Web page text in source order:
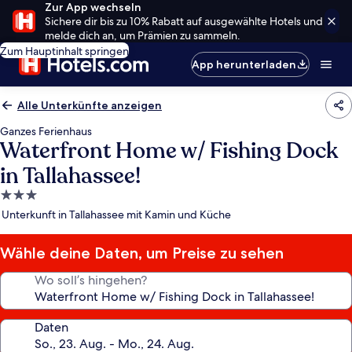
Zur App wechseln
Sichere dir bis zu 10% Rabatt auf ausgewählte Hotels und
melde dich an, um Prämien zu sammeln.
Zum Hauptinhalt springen
App herunterladen
Alle Unterkünfte anzeigen
Ganzes Ferienhaus
Waterfront Home w/ Fishing Dock
in Tallahassee!
3.0-
Sterne-
Unterkunft in Tallahassee mit Kamin und Küche
Wähle deine Daten, um Preise zu sehen
Wo soll’s hingehen?
Daten